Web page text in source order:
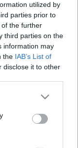
utilized by
parties prior to
the further
third parties on the
information may
the IAB’s List of
disclose it to other
or more Google
You may click to
party tags to
in below Google
akkor is, ha
egészen
kicsit talán
- ha rendesen
lehetek. És
a